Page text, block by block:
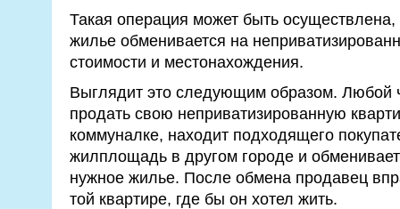
Такая операция может быть
жилье обменивается на
стоимости и местонахождения.
Выглядит это следующим образом. Любой
продать свою неприватизированную
коммуналке, находит подходящего
жилплощадь в другом городе и
нужное жилье. После обмена продавец
той квартире, где бы он хотел жить.